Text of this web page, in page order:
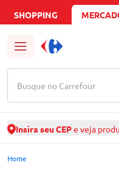
SHOPPING
Busque no Carrefour
Insira seu CEPe veja
Mercado Carrefour |
Home